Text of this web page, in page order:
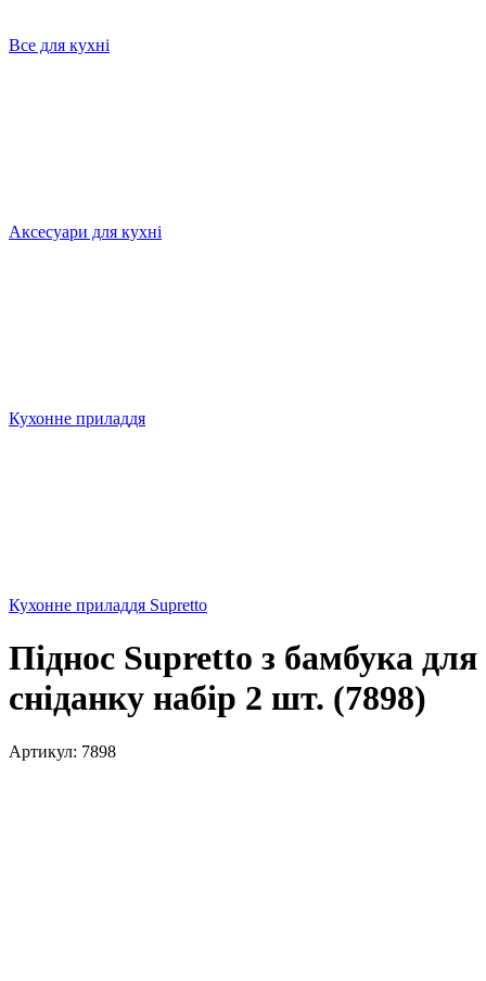
Все для кухні
Аксесуари для кухні
Кухонне приладдя
Кухонне приладдя Supretto
Піднос Supretto з бамбука для
сніданку набір 2 шт. (7898)
Артикул: 7898